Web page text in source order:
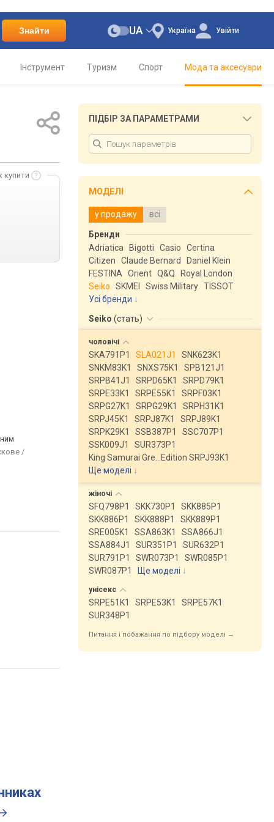
Знайти Україна
UA Увійти
Інструмент Туризм Спорт Мода та аксесуари
купити
/
ПІДБІР ЗА ПАРАМЕТРАМИ
МОДЕЛІ
у продажу всі
Бренди
Adriatica
Bigotti Casio
Certina
Citizen
Claude Bernard
Daniel Klein
FESTINA
Orient Q&Q
Royal London
Seiko
SKMEI Swiss Military TISSOT
Усі бренди
Seiko (стать)
чоловічі
SKA791P1 SLA021J1
SNK623K1
SNKM83K1
SNXS75K1
SPB121J1
SRPB41J1
SRPD65K1
SRPD79K1
SRPE33K1
SRPE55K1
SRPF03K1
SRPG27K1
SRPG29K1
SRPH31K1
SRPJ45K1
SRPJ87K1
SRPJ89K1
SRPK29K1
SSB387P1
SSC707P1
SSK009J1
SUR373P1
King Samurai Gre…Edition SRPJ93K1
Ще моделі ↓
жіночі
SFQ798P1 SKK730P1
SKK885P1
SKK886P1
SKK888P1
SKK889P1
SRE005K1
SSA863K1
SSA866J1
SSA884J1
SUR351P1
SUR632P1
SUR791P1
SWR073P1
SWR085P1
SWR087P1
Ще моделі ↓
унісекс
SRPE51K1 SRPE53K1
SRPE57K1
SUR348P1
Питання і побажання по підбору моделі →